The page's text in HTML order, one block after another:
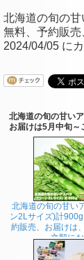
北海道の旬の
無料、予約販
2024/04/05 に
北海道の旬の甘い
お届けは5月中旬～
北海道の旬の甘い
ン2Lサイズ)計
約販売、お届けは
文順に